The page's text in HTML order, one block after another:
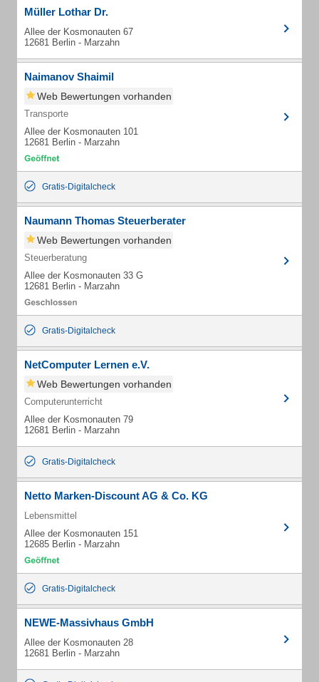
Müller Lothar Dr.
Allee der Kosmonauten 67
12681 Berlin - Marzahn
Naimanov Shaimil
Web Bewertungen vorhanden
Transporte
Allee der Kosmonauten 101
12681 Berlin - Marzahn
Gratis-Digitalcheck
Naumann Thomas Steuerberater
Web Bewertungen vorhanden
Steuerberatung
Allee der Kosmonauten 33 G
12681 Berlin - Marzahn
Gratis-Digitalcheck
NetComputer Lernen e.V.
Web Bewertungen vorhanden
Computerunterricht
Allee der Kosmonauten 79
12681 Berlin - Marzahn
Gratis-Digitalcheck
Netto Marken-Discount AG & Co. KG
Lebensmittel
Allee der Kosmonauten 151
12685 Berlin - Marzahn
Gratis-Digitalcheck
NEWE-Massivhaus GmbH
Allee der Kosmonauten 28
12681 Berlin - Marzahn